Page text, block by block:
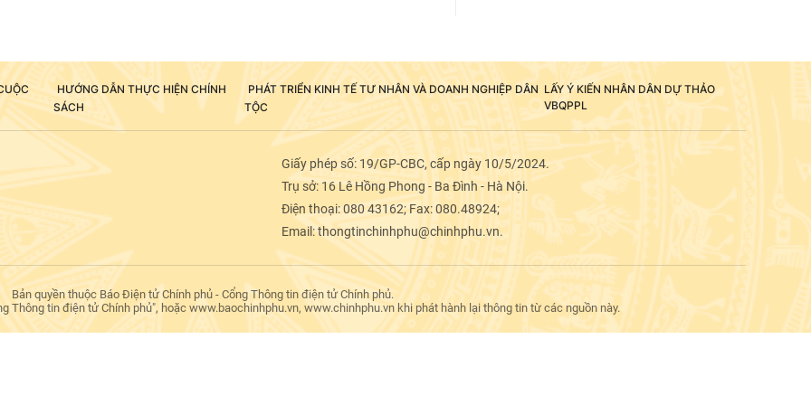
HƯỚNG DẪN THỰC HIỆN CHÍNH
SÁCH
PHÁT TRIỂN KINH TẾ TƯ NHÂN VÀ DOANH NGHIỆP DÂN
TỘC
LẤY Ý KIẾN NHÂN DÂN DỰ THẢO
VBQPPL
Giấy phép số: 19/GP-CBC, cấp ngày 10/5/2024.
Trụ sở: 16 Lê Hồng Phong - Ba Đình - Hà Nội.
Điện thoại: 080 43162; Fax: 080.48924;
Email: thongtinchinhphu@chinhphu.vn.
Bản quyền thuộc Báo Điện tử Chính phủ - Cổng Thông tin điện tử Chính phủ.
Thông tin điện tử Chính phủ", hoặc www.baochinhphu.vn, www.chinhphu.vn khi phát hành lại thông tin từ các nguồn này.